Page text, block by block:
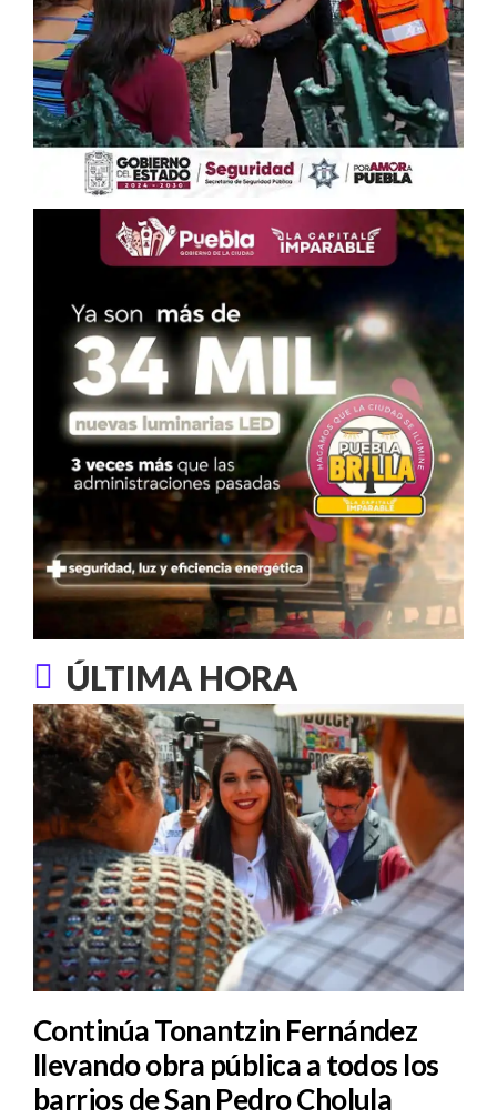
ÚLTIMA HORA
Continúa Tonantzin Fernández
llevando obra pública a todos los
barrios de San Pedro Cholula